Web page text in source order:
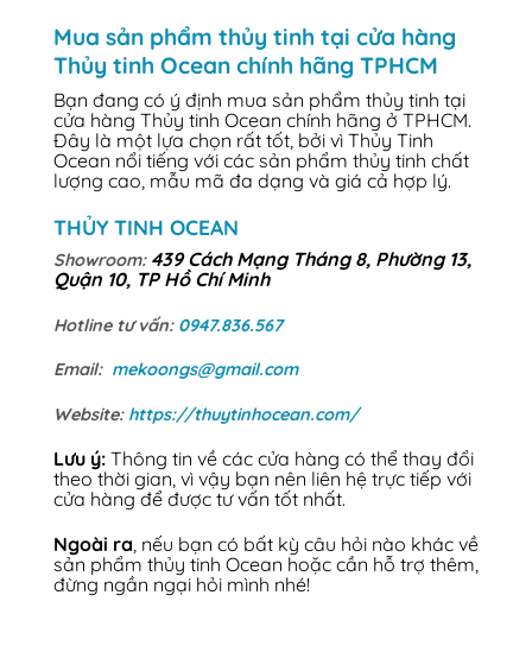
Mua sản phẩm thủy tinh tại cửa hàng
Thủy tinh Ocean chính hãng TPHCM
Bạn đang có ý định mua sản phẩm thủy tinh tại
cửa hàng Thủy tinh Ocean chính hãng ở TPHCM.
Đây là một lựa chọn rất tốt, bởi vì Thủy Tinh
Ocean nổi tiếng với các sản phẩm thủy tinh chất
lượng cao, mẫu mã đa dạng và giá cả hợp lý.
THỦY TINH OCEAN
Showroom: 439 Cách Mạng Tháng 8, Phường 13,
Quận 10, TP Hồ Chí Minh
Hotline tư vấn: 0947.836.567
Email: mekoongs@gmail.com
Website: https://thuytinhocean.com/
Lưu ý: Thông tin về các cửa hàng có thể thay đổi
theo thời gian, vì vậy bạn nên liên hệ trực tiếp với
cửa hàng để được tư vấn tốt nhất.
Ngoài ra , nếu bạn có bất kỳ câu hỏi nào khác về
sản phẩm thủy tinh Ocean hoặc cần hỗ trợ thêm,
đừng ngần ngại hỏi mình nhé!